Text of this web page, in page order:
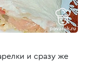
и сразу же